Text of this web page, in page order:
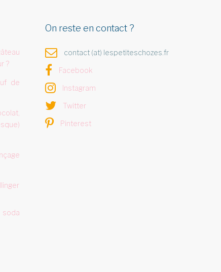
?
de
On reste en contact ?
contact (at) lespetiteschozes.fr
Facebook
Instagram
Twitter
Pinterest